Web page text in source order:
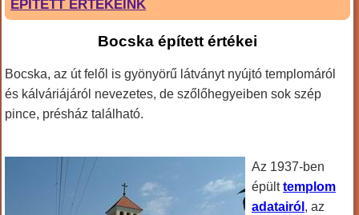
ÉPÍTETT ÉRTÉKEINK
Bocska épített értékei
Bocska, az út felől is gyönyörű látványt nyújtó templomáról
és kálváriájáról nevezetes, de szőlőhegyeiben sok szép
pince, présház található.
Az 1937-ben
épülttemplom
adatairól , az